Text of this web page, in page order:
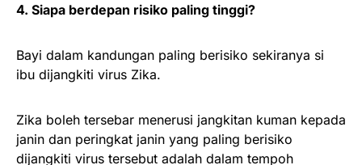
4. Siapa berdepan risiko paling tinggi?
Bayi dalam kandungan paling berisiko sekiranya si
ibu dijangkiti virus Zika.
Zika boleh tersebar menerusi jangkitan kuman kepada
janin dan peringkat janin yang paling berisiko
dijangkiti virus tersebut adalah dalam tempoh